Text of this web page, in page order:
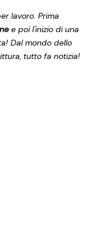
lavoro. Prima
e poi l'inizio di una
Dal mondo dello
tutto fa notizia!